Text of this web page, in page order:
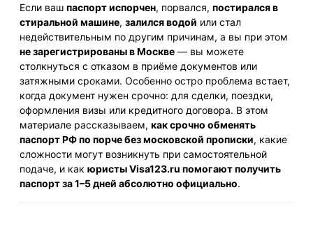
Если ваш паспорт испорчен, порвался, постирался в
стиральной машине, залился водой или стал
недействительным по другим причинам, а вы при этом
не зарегистрированы в Москве — вы можете
столкнуться с отказом в приёме документов или
затяжными сроками. Особенно остро проблема встает,
когда документ нужен срочно: для сделки, поездки,
оформления визы или кредитного договора. В этом
материале рассказываем, как срочно обменять
паспорт РФ по порче без московской прописки, какие
сложности могут возникнуть при самостоятельной
подаче, и как юристы Visa123.ru помогают получить
паспорт за 1–5 дней абсолютно официально.